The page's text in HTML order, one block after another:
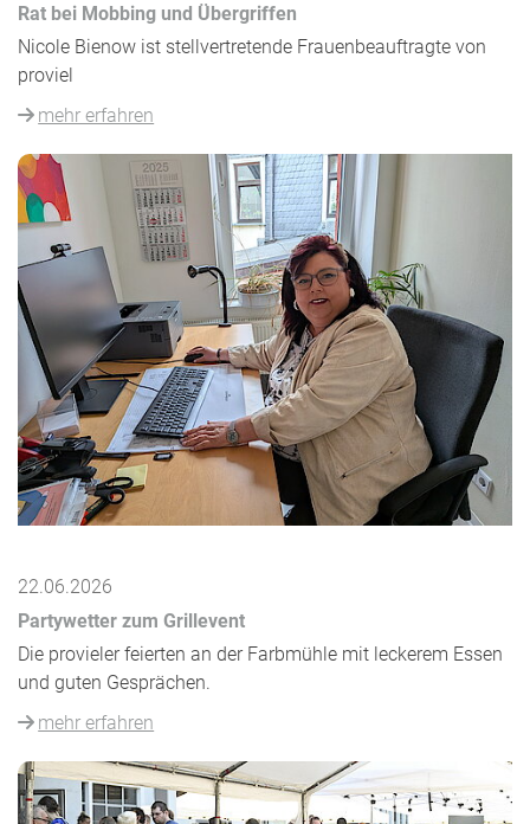
Rat bei Mobbing und Übergriffen
Nicole Bienow ist stellvertretende Frauenbeauftragte von
proviel
mehr erfahren
22.06.2026
Partywetter zum Grillevent
Die provieler feierten an der Farbmühle mit leckerem Essen
und guten Gesprächen.
mehr erfahren